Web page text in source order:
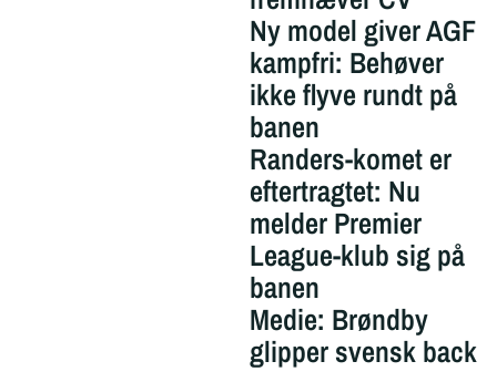
Ny model giver AGF
kampfri: Behøver
ikke flyve rundt på
banen
Randers-komet er
eftertragtet: Nu
melder Premier
League-klub sig på
banen
Medie: Brøndby
glipper svensk back